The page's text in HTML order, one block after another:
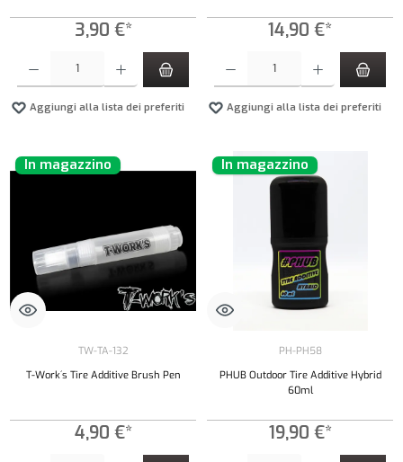
3,90 €*
Aggiungi alla lista dei preferiti
14,90 €*
Aggiungi alla lista dei preferiti
In magazzino
TW-TA-132
T-Work´s Tire Additive Brush Pen
4,90 €*
In magazzino
PH-PH58
PHUB Outdoor Tire Additive Hybrid
60ml
19,90 €*